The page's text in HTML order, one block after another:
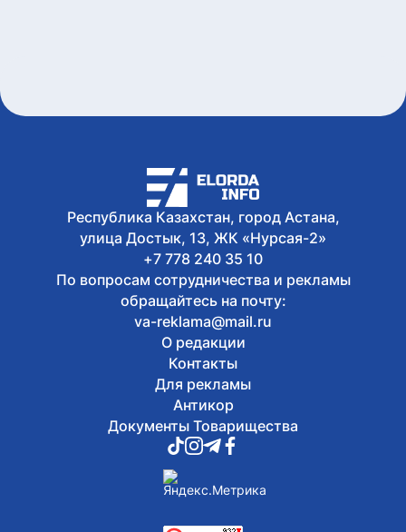
Республика Казахстан, город Астана,
улица Достык, 13, ЖК «Нурсая-2»
+7 778 240 35 10
По вопросам сотрудничества и рекламы
обращайтесь на почту:
va-reklama@mail.ru
О редакции
Контакты
Для рекламы
Антикор
Документы Товарищества